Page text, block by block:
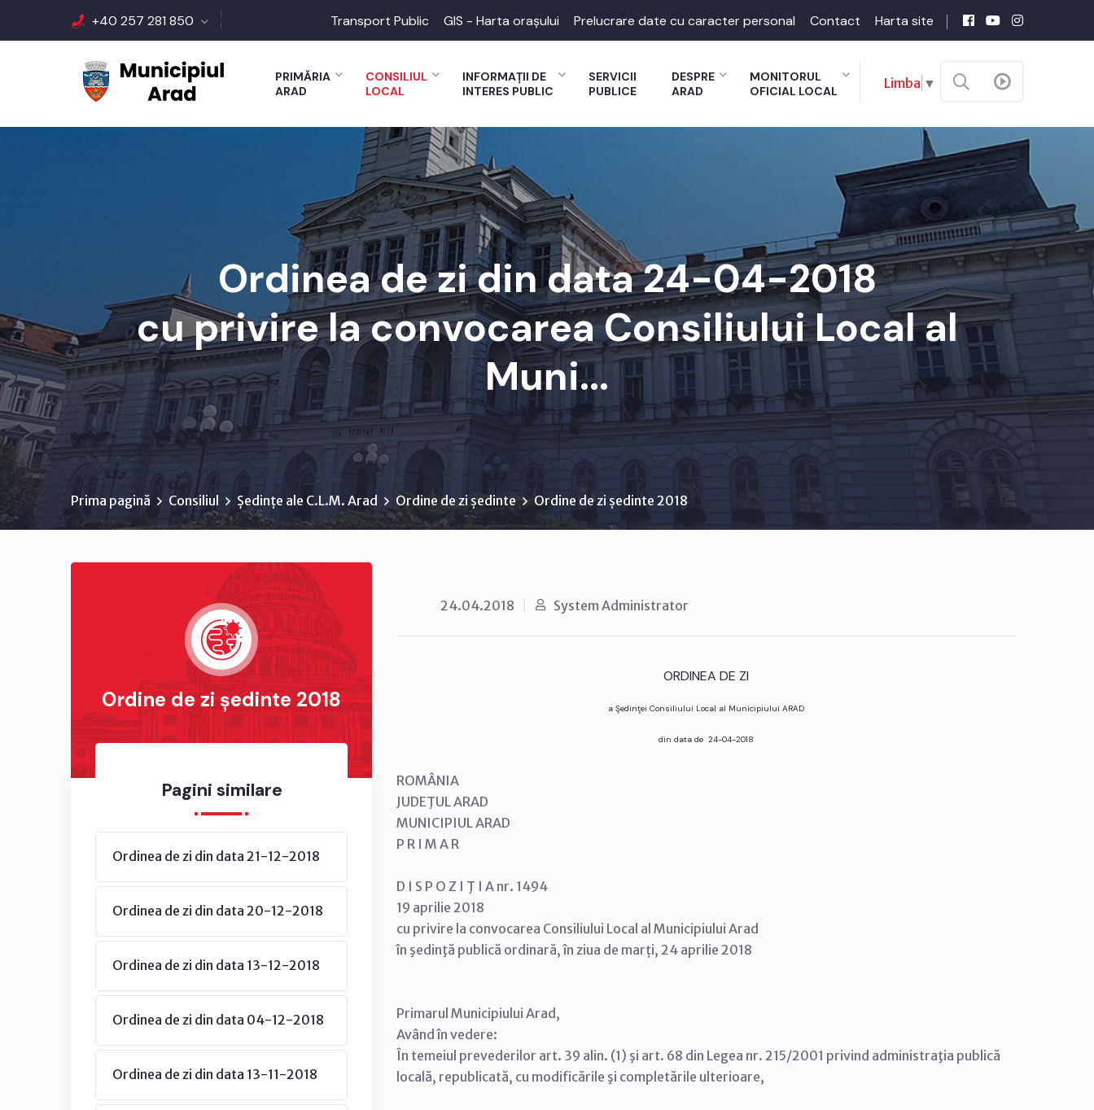
+40 257 281 850 Transport Public GIS - Harta orașului Prelucrare date cu caracter personal Contact Harta site
PRIMĂRIA
ARAD
CONSILIUL
LOCAL
INFORMAȚII DE
INTERES PUBLIC
SERVICII
PUBLICE
DESPRE
ARAD
MONITORUL
OFICIAL LOCAL
Limba ▼
Ordinea de zi din data 24-04-2018
cu privire la convocarea Consiliului Local al
Muni...
Prima pagină Consiliul Ședințe ale C.L.M. Arad Ordine de zi ședinte Ordine de zi ședinte 2018
Ordine de zi ședinte 2018
Pagini similare
Ordinea de zi din data 21-12-2018
Ordinea de zi din data 20-12-2018
Ordinea de zi din data 13-12-2018
Ordinea de zi din data 04-12-2018
Ordinea de zi din data 13-11-2018
24.04.2018 System Administrator
ORDINEA DE ZI
a Şedinţei Consiliului Local al Municipiului ARAD
din data de 24-04-2018
ROMÂNIA
JUDEŢUL ARAD
MUNICIPIUL ARAD
P R I M A R
D I S P O Z I Ţ I A nr. 1494
19 aprilie 2018
cu privire la convocarea Consiliului Local al Municipiului Arad
în şedinţă publică ordinară, în ziua de marți, 24 aprilie 2018
Primarul Municipiului Arad,
Având în vedere:
În temeiul prevederilor art. 39 alin. (1) şi art. 68 din Legea nr. 215/2001 privind administraţia publică
locală, republicată, cu modificările şi completările ulterioare,